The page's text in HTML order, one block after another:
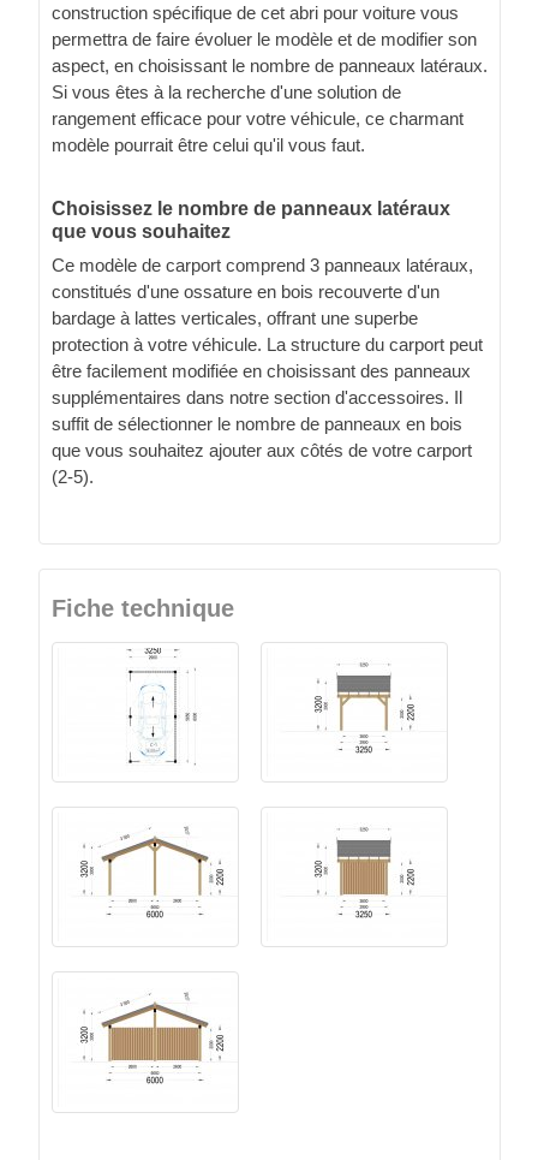
construction spécifique de cet abri pour voiture vous
permettra de faire évoluer le modèle et de modifier son
aspect, en choisissant le nombre de panneaux latéraux.
Si vous êtes à la recherche d'une solution de
rangement efficace pour votre véhicule, ce charmant
modèle pourrait être celui qu'il vous faut.
Choisissez le nombre de panneaux latéraux
que vous souhaitez
Ce modèle de carport comprend 3 panneaux latéraux,
constitués d'une ossature en bois recouverte d'un
bardage à lattes verticales, offrant une superbe
protection à votre véhicule. La structure du carport peut
être facilement modifiée en choisissant des panneaux
supplémentaires dans notre section d'accessoires. Il
suffit de sélectionner le nombre de panneaux en bois
que vous souhaitez ajouter aux côtés de votre carport
(2-5).
Fiche technique